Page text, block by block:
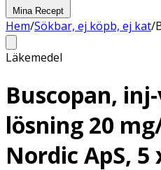
Mina Recept
Hem/Sökbar, ej köpb, ej kat/
Läkemedel
Buscopan,
lösning 20
Nordic ApS,